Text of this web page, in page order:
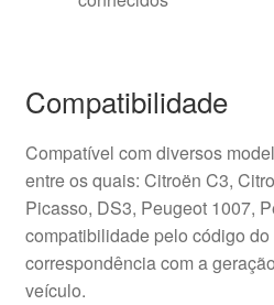
Compatibilidade
Compatível com diversos
entre os quais: Citroën C3,
Picasso, DS3, Peugeot 1007,
compatibilidade pelo código
correspondência com a
veículo.